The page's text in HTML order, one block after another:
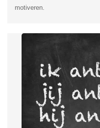
motiveren.